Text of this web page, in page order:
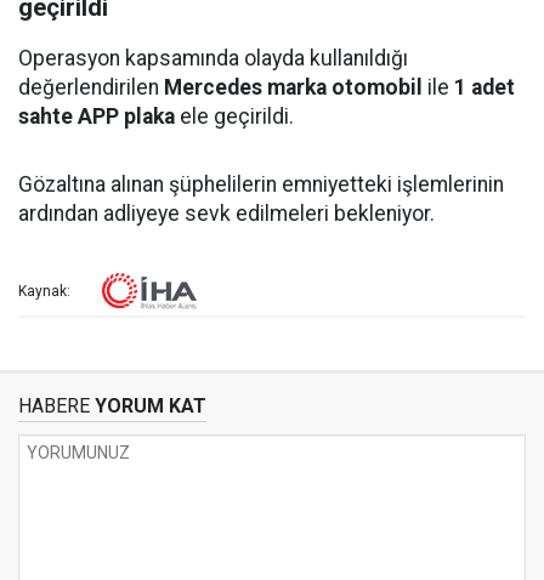
geçirildi
Operasyon kapsamında olayda kullanıldığı
değerlendirilen Mercedes marka otomobil ile 1 adet
sahte APP plaka ele geçirildi.
Gözaltına alınan şüphelilerin emniyetteki işlemlerinin
ardından adliyeye sevk edilmeleri bekleniyor.
Kaynak:
HABERE YORUM KAT